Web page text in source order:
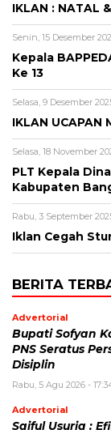
IKLAN : NATAL
Senin, 15 Desember
Kepala
Ke 13
Selasa, 9 Desember
IKLAN UCAPAN
Selasa, 18 November
PLT Kepala
Kabupaten
Rabu, 3 September
Iklan Cegah
BERITA
Advertorial
Bupati Sofyan
PNS Seratus
Disiplin
Rabu, 5 Agu 2026 -
Advertorial
Saiful Usuria :